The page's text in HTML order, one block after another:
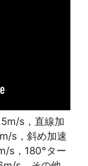
s，直線加
s，斜め加速
s，180°ター